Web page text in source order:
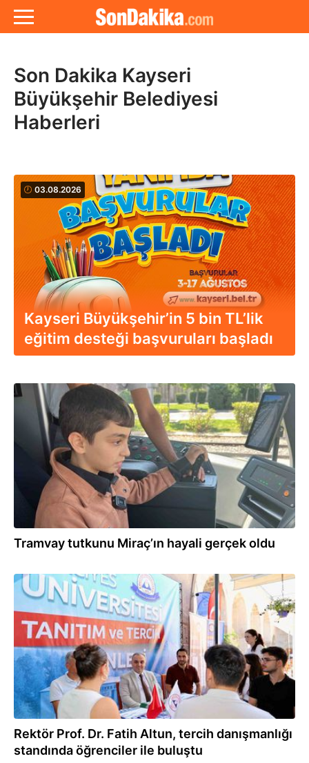
Son Dakika Kayseri
Büyükşehir Belediyesi
Haberleri
03.08.2026
Kayseri Büyükşehir’in 5 bin TL’lik
eğitim desteği başvuruları başladı
02.08.2026
Tramvay tutkunu Miraç’ın hayali gerçek oldu
31.07.2026
Rektör Prof. Dr. Fatih Altun, tercih danışmanlığı
standında öğrenciler ile buluştu